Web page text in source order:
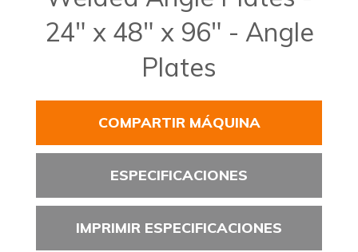
24" x 48" x 96" - Angle
Plates
COMPARTIR MÁQUINA
ESPECIFICACIONES
IMPRIMIR ESPECIFICACIONES